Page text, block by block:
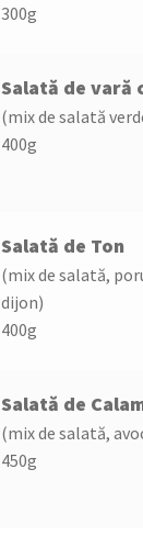
300g
Salată de vară
(mix de salată
400g
Salată de Ton
(mix de salată,
dijon)
400g
Salată de
(mix de salată,
450g